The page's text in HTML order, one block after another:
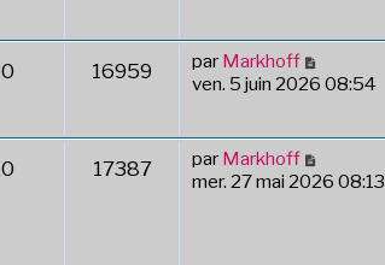
0 16959 par Markhoff
ven. 5 juin 2026 08:54
0 17387 par Markhoff
mer. 27 mai 2026 08:13